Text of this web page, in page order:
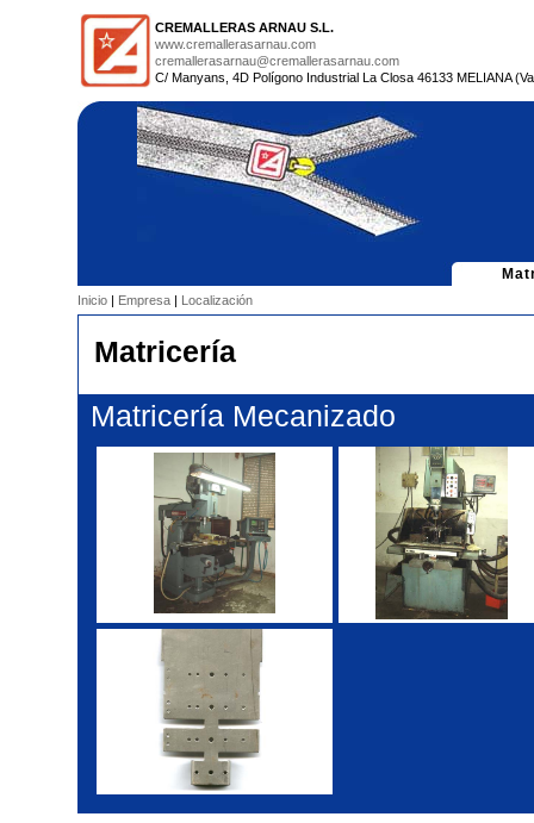
CREMALLERAS ARNAU S.L.
www.cremallerasarnau.com
cremallerasarnau@cremallerasarnau.com
C/ Manyans, 4D Polígono Industrial La Closa 46133 MELIANA
Inicio | Empresa | Localización
Matricería
Matricería Mecanizado